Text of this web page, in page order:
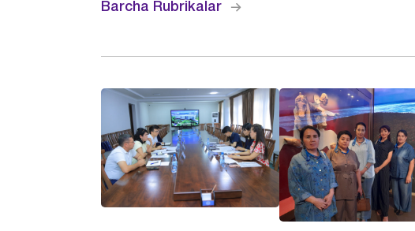
Barcha Rubrikalar